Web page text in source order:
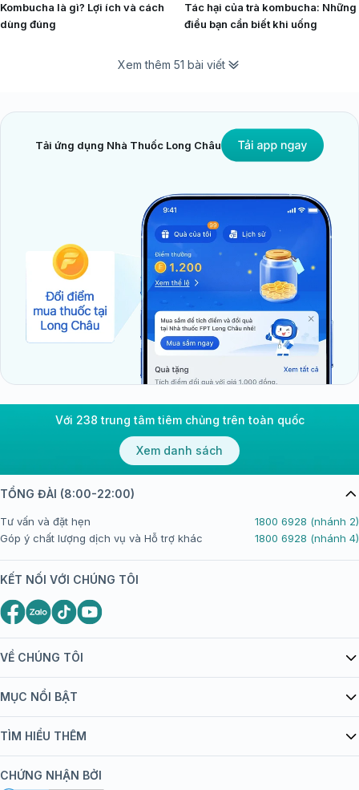
Kombucha là gì? Lợi ích và cách
dùng đúng
Tác hại của trà kombucha: Những
điều bạn cần biết khi uống
Xem thêm 51 bài viết
Tải ứng dụng Nhà Thuốc Long Châu
Với 238 trung tâm tiêm chủng trên toàn quốc
Xem danh sách
VỀ CHÚNG TÔI
Giới thiệu Tiêm Chủng FPT Long Châu
bán hàng
Chính sách nội dung
MỤC NỔI BẬT
Danh mục vắc xin
TÌM HIỂU THÊM
Khuyến mãi
CHỨNG NHẬN BỞI
TỔNG ĐÀI (8:00-22:00)
Tư vấn và đặt hẹn
1800 6928 (nhánh 2)
Góp ý chất lượng dịch vụ và Hỗ trợ khác
1800 6928 (nhánh 4)
KẾT NỐI VỚI CHÚNG TÔI